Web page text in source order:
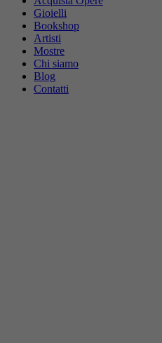
Gioielli
Bookshop
Artisti
Mostre
Chi siamo
Blog
Contatti